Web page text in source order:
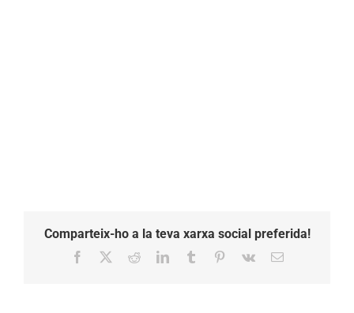
Comparteix-ho a la teva xarxa social preferida!
Facebook RedditLinkedInTumblr Pinterest
Vk Email: